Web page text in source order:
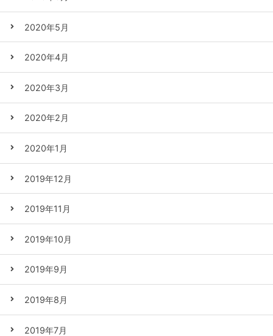
2020年5月
2020年4月
2020年3月
2020年2月
2020年1月
2019年12月
2019年11月
2019年10月
2019年9月
2019年8月
2019年7月